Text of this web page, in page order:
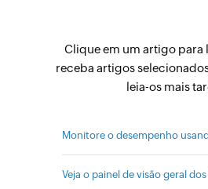
Clique em um artigo para
receba artigos
leia-os mais
Monitore o desempenho
Veja o painel de visão geral